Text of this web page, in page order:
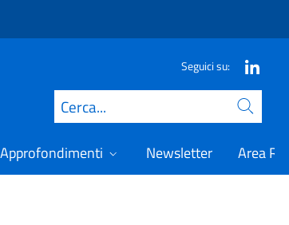
Seguici su:
Cerca
Approfondimenti Newsletter Area